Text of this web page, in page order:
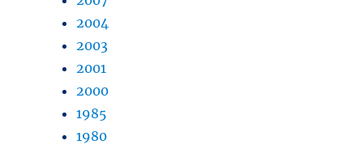
2004
2003
2001
2000
1985
1980